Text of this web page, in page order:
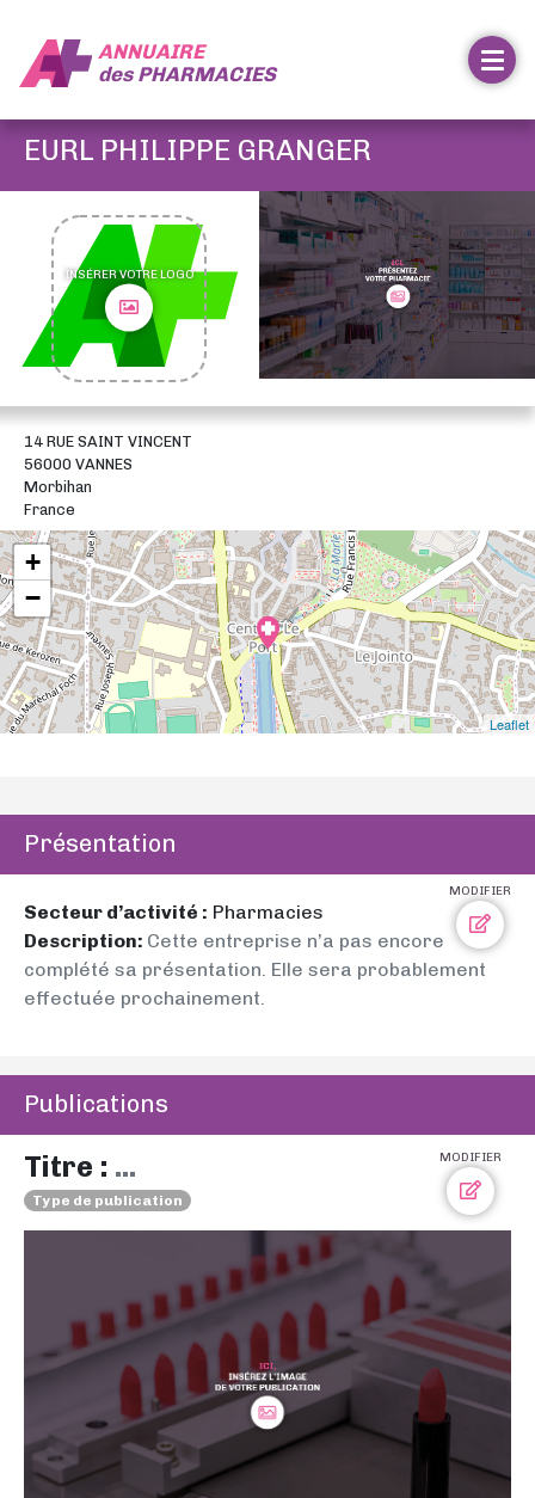
ANNUAIRE
desPHARMACIES
EURL PHILIPPE GRANGER
INSÉRER VOTRE LOGO
14 RUE SAINT VINCENT
56000 VANNES
Morbihan
France
+
−
Leaflet
Présentation
MODIFIER
Secteur d’activité : Pharmacies
Description: Cette entreprise n’a pas encore
complété sa présentation. Elle sera probablement
effectuée prochainement.
Publications
MODIFIER
Titre : ...
Type de publication